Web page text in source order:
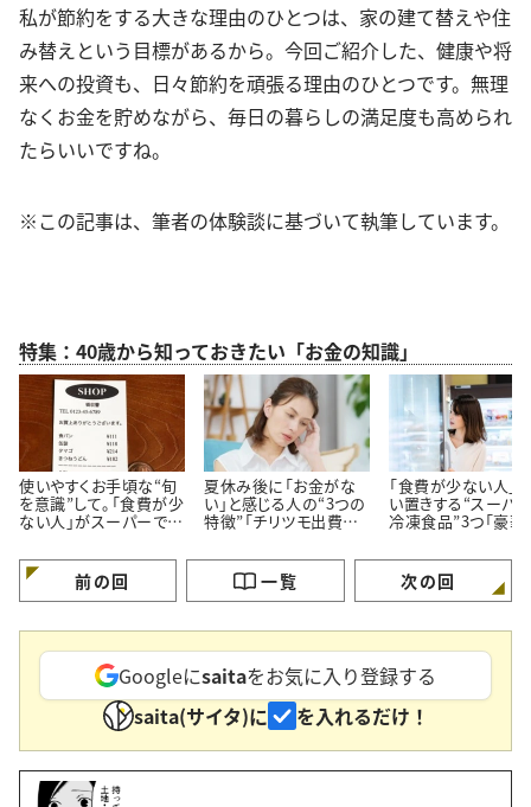
私が節約をする大きな理由のひとつは、家の建て替えや住
み替えという目標があるから。今回ご紹介した、健康や将
来への投資も、日々節約を頑張る理由のひとつです。無理
なくお金を貯めながら、毎日の暮らしの満足度も高められ
たらいいですね。
※この記事は、筆者の体験談に基づいて執筆しています。
特集：40歳から知っておきたい「お金の知識」
使いやすくお手頃な“旬
を意識”して。「食費が少
ない人」がスーパーでよ
夏休み後に「お金がな
い」と感じる人の“3つの
特徴”「チリツモ出費に
「食費が少ない人」
い置きする“スーパ
冷凍食品”3つ「豪華
る」
前の回 一覧 次の回
Googleにsaitaをお気に入り登録する
saita(サイタ)に
を入れるだけ！